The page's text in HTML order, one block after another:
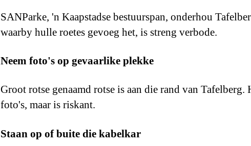
SANParke, 'n Kaapstadse bestuurspan, onderhou
waarby hulle roetes gevoeg het, is streng verbode.
Neem foto's op gevaarlike plekke
Groot rotse genaamd rotse is aan die rand van
foto's, maar is riskant.
Staan op of buite die kabelkar